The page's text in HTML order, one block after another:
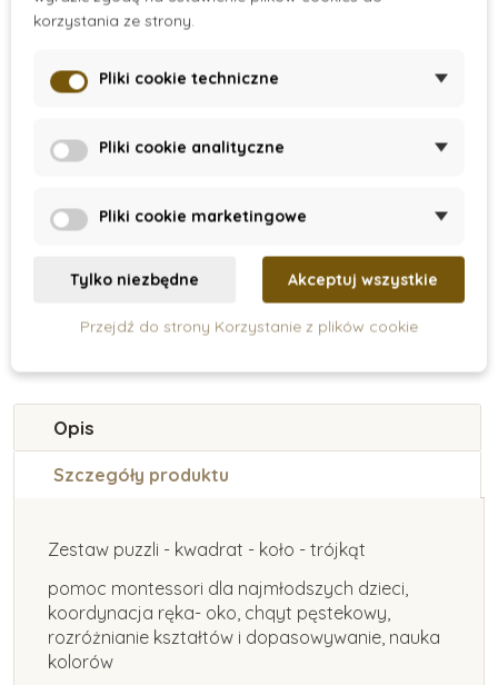
On Stock at
Nienhuis -
Drewniana kasetka
437 zł
Dodaj do koszyka
Nienhuis - Sześciany
Dodaj do koszyka
Opis
Szczegóły produktu
Zestaw puzzli - kwadrat - koło - trójkąt
pomoc montessori dla najmłodszych dzieci,
koordynacja ręka- oko, chqyt pęstekowy,
rozróżnianie kształtów i dopasowywanie, nauka
kolorów
korzystania ze strony.
Pliki cookie techniczne
Pliki cookie analityczne
Pliki cookie marketingowe
Tylko niezbędne Akceptuj wszystkie
Przejdź do strony Korzystanie z plików cookie